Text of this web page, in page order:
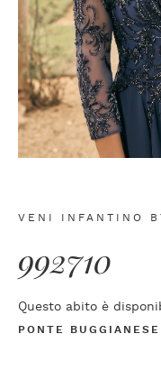
VENI INFANTINO
992710
Questo abito è
PONTE BUGGIANESE